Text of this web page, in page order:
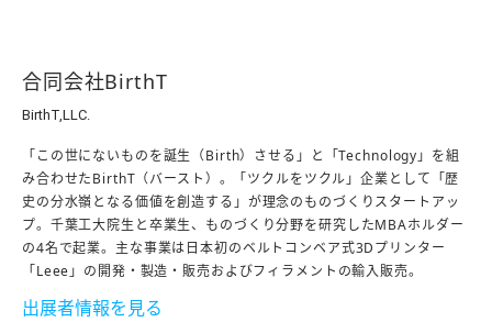
合同会社BirthT
BirthT,LLC.
「この世にないものを誕生（Birth）させる」と「Technology」を組
み合わせたBirthT（バースト）。「ツクルをツクル」企業として「歴
史の分水嶺となる価値を創造する」が理念のものづくりスタートアッ
プ。千葉工大院生と卒業生、ものづくり分野を研究したMBAホルダー
の4名で起業。主な事業は日本初のベルトコンベア式3Dプリンター
「Leee」の開発・製造・販売およびフィラメントの輸入販売。
出展者情報を見る